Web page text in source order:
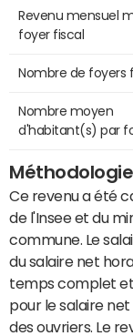
Revenu mensuel
foyer fiscal
Nombre de foyers
Nombre moyen
d'habitant(s) par
Méthodologie
Ce revenu a été
de l'Insee et du
commune. Le
du salaire net
temps complet
pour le salaire
des ouvriers. Le